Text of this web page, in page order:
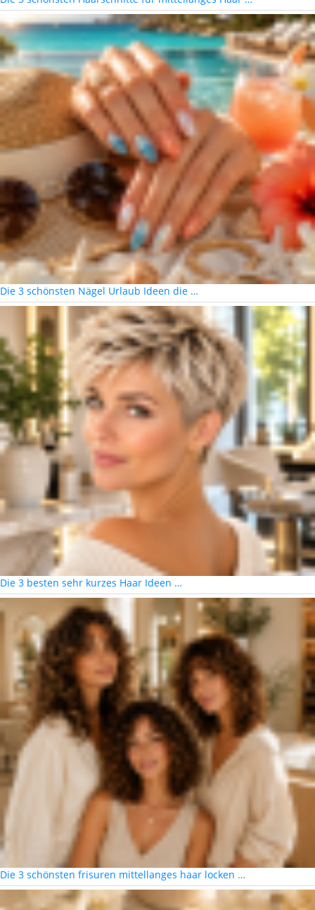
Die 3 schönsten Nägel Urlaub Ideen die …
Die 3 besten sehr kurzes Haar Ideen …
Die 3 schönsten frisuren mittellanges haar locken …